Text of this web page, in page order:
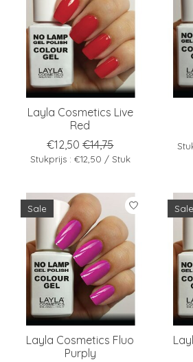
Layla Cosmetics Live
Red
€12,50 €14,75
Stukprijs : €12,50 / Stuk
Sale
Layla Cosmetics Fluo
Purply
Sale